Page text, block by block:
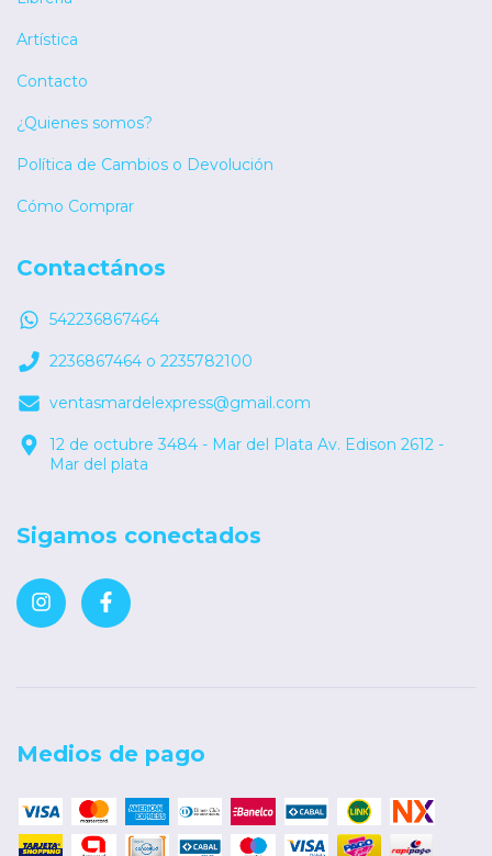
Artística
Contacto
¿Quienes somos?
Política de Cambios o Devolución
Cómo Comprar
Contactános
542236867464
2236867464 o 2235782100
ventasmardelexpress@gmail.com
12 de octubre 3484 - Mar del Plata Av. Edison 2612 -
Mar del plata
Sigamos conectados
Medios de pago